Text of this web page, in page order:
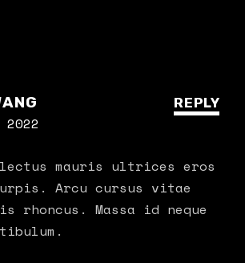
REPLY
lectus mauris ultrices eros
Arcu cursus vitae
rhoncus. Massa id neque